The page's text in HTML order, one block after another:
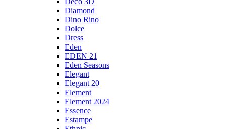
Diamond
Dino Rino
Dolce
Dress
Eden
EDEN 21
Eden Seasons
Elegant
Elegant 20
Element
Element 2024
Essence
Estampe